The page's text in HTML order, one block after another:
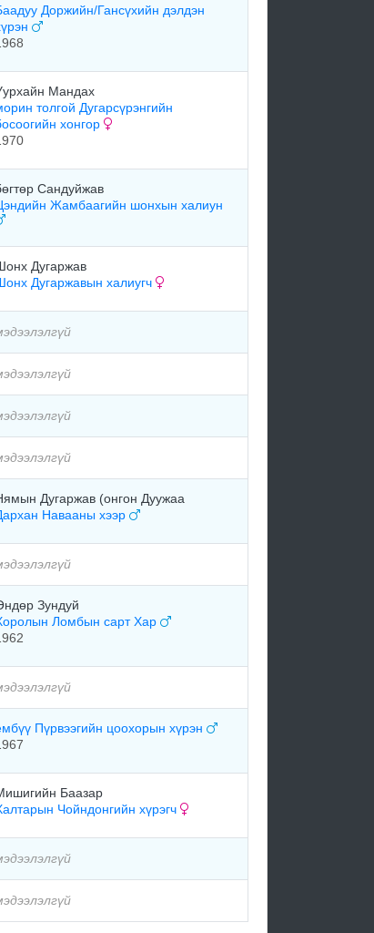
Доржийн/Гансүхийн дэлдэн
Мандах
толгой Дугарсүрэнгийн
хонгор
Сандуйжав
Жамбаагийн шонхын халиун
Дугаржав
Дугаржавын халиугч
Дугаржав (онгон Дуужаа
Навааны хээр
Зундуй
Ломбын сарт Хар
Пүрвээгийн цоохорын хүрэн
Баазар
Чойндонгийн хүрэгч